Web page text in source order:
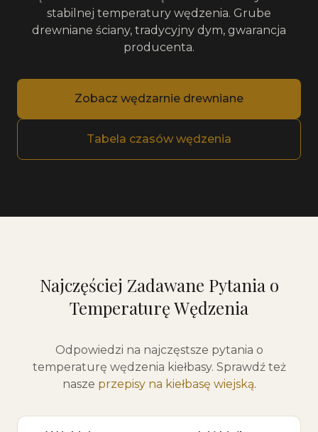
stabilnej temperatury wędzenia. Grube
drewniane ściany, tradycyjny dym, gwarancja
producenta.
Zobacz wędzarnie drewniane
Tabela czasów wędzenia
Najczęściej Zadawane Pytania o
Temperaturę Wędzenia
Odpowiedzi na najczęstsze pytania o
temperaturę wędzenia kiełbasy. Sprawdź też
nasze przepisy na kiełbasę wiejską.